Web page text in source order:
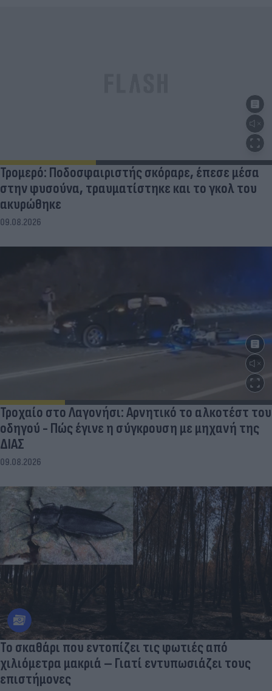
Τρομερό: Ποδοσφαιριστής σκόραρε, έπεσε μέσα
στην φυσούνα, τραυματίστηκε και το γκολ του
ακυρώθηκε
09.08.2026
Τροχαίο στο Λαγονήσι: Αρνητικό το αλκοτέστ του
οδηγού - Πώς έγινε η σύγκρουση με μηχανή της
ΔΙΑΣ
09.08.2026
Το σκαθάρι που εντοπίζει τις φωτιές από
χιλιόμετρα μακριά – Γιατί εντυπωσιάζει τους
επιστήμονες